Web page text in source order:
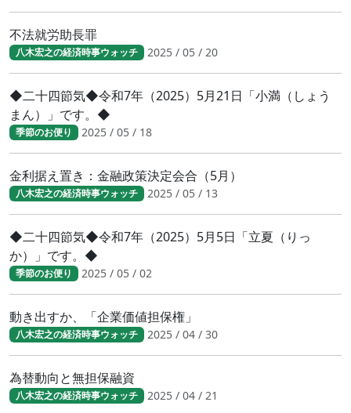
不法就労助長罪
八木宏之の経済時事ウォッチ 2025 / 05 / 20
◆二十四節気◆令和7年（2025）5月21日「小満（しょう
まん）」です。◆
季節のお便り 2025 / 05 / 18
金利据え置き：金融政策決定会合（5月）
八木宏之の経済時事ウォッチ 2025 / 05 / 13
◆二十四節気◆令和7年（2025）5月5日「立夏（りっ
か）」です。◆
季節のお便り 2025 / 05 / 02
動き出すか、「企業価値担保権」
八木宏之の経済時事ウォッチ 2025 / 04 / 30
為替動向と無担保融資
八木宏之の経済時事ウォッチ 2025 / 04 / 21